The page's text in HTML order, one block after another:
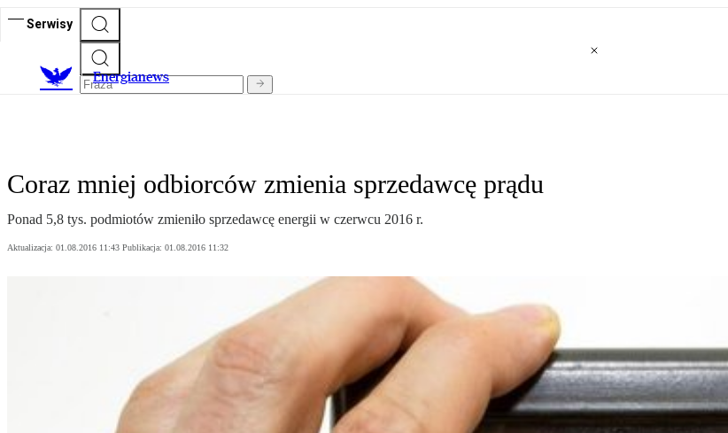
Serwisy
Energianews
Coraz mniej odbiorców zmienia sprzedawcę prądu
Ponad 5,8 tys. podmiotów zmieniło sprzedawcę energii w czerwcu 2016 r.
Aktualizacja: 01.08.2016 11:43 Publikacja: 01.08.2016 11:32